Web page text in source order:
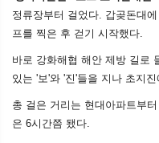
정류장부터 걸었다. 갑곶돈대
프를 찍은 후 걷기 시작했다.
바로 강화해협 해안 제방 길로
있는 '보'와 '진'들을 지나 초지
총 걸은 거리는 현대아파트부
은 6시간쯤 됐다.